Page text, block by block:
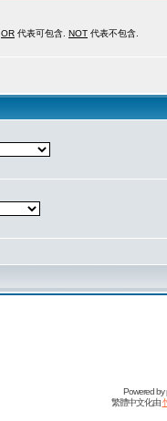
OR 代表可包含. NOT 代表不包含.
Powered by
繁體中文化由